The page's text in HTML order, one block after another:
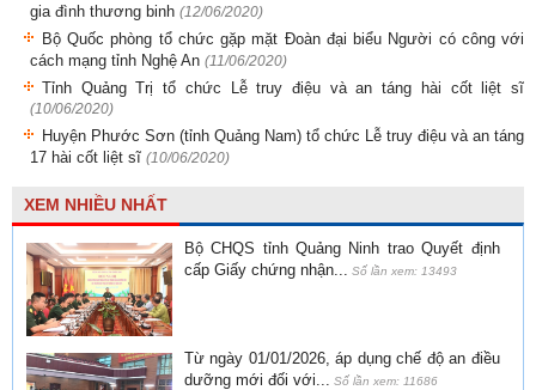
gia đình thương binh (12/06/2020)
Bộ Quốc phòng tổ chức gặp mặt Đoàn đại biểu Người có công với
cách mạng tỉnh Nghệ An (11/06/2020)
Tỉnh Quảng Trị tổ chức Lễ truy điệu và an táng hài cốt liệt sĩ
(10/06/2020)
Huyện Phước Sơn (tỉnh Quảng Nam) tổ chức Lễ truy điệu và an táng
17 hài cốt liệt sĩ (10/06/2020)
XEM NHIỀU NHẤT
Bộ CHQS tỉnh Quảng Ninh trao Quyết định
cấp Giấy chứng nhận...
Số lần xem: 13493
Từ ngày 01/01/2026, áp dụng chế độ an điều
dưỡng mới đối với...
Số lần xem: 11686